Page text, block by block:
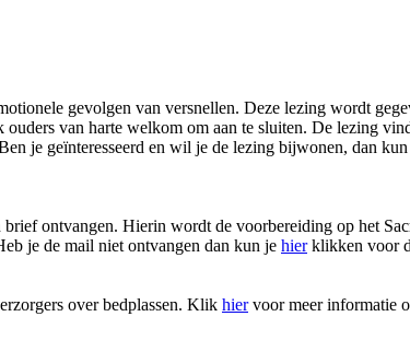
gevolgen van versnellen. Deze lezing wordt
van harte welkom om aan te sluiten. De lezing
je geïnteresseerd en wil je de lezing bijwonen, dan
ontvangen. Hierin wordt de voorbereiding op het
je de mail niet ontvangen dan kun je hierklikken voor
over bedplassen. Klik hiervoor meer informatie